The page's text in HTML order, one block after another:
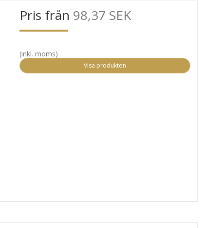
Pris från 98,37 SEK
(inkl. moms)
Visa produkten